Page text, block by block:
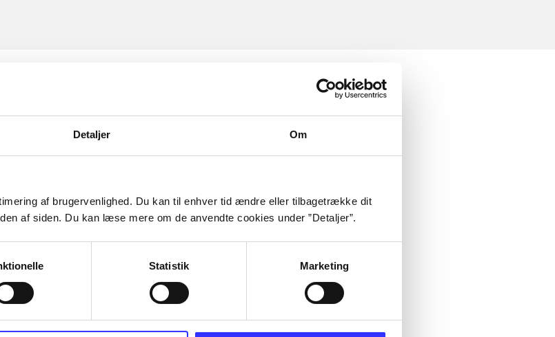
Detaljer Om
af brugervenlighed. Du kan til enhver tid ændre eller tilbagetrække dit
af siden. Du kan læse mere om de anvendte cookies under ”Detaljer”.
Statistik Marketing